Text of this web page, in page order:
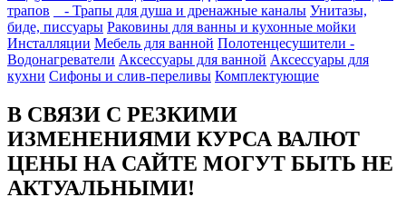
трапов
- Трапы для душа и дренажные каналы Унитазы,
биде, писсуары Раковины для ванны и кухонные мойки
Инсталляции Мебель для ванной Полотенцесушители -
Водонагреватели Аксессуары для ванной Аксессуары для
кухни Сифоны и слив-переливы Комплектующие
В СВЯЗИ С РЕЗКИМИ
ИЗМЕНЕНИЯМИ КУРСА ВАЛЮТ
ЦЕНЫ НА САЙТЕ МОГУТ БЫТЬ НЕ
АКТУАЛЬНЫМИ!